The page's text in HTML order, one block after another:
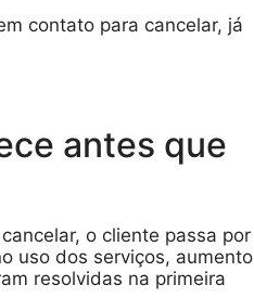
contato para cancelar, já
antes que
o cliente passa por
uso dos serviços, aumento
resolvidas na primeira